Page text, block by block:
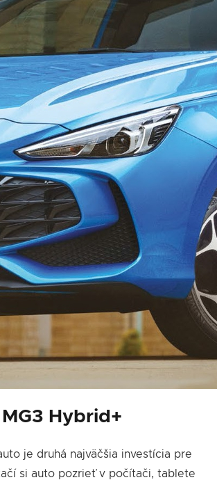
MG3 Hybrid+
je druhá najväčšia investícia pre
si auto pozrieť v počítači, tablete